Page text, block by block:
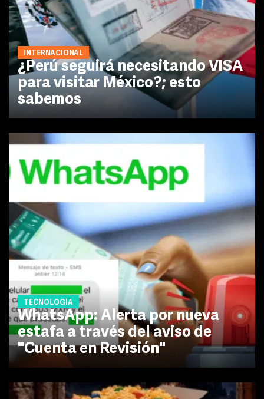
INTERNACIONAL
¿Perú seguirá necesitando VISA
para visitar México?; esto
sabemos
TECNOLOGÍA
WhatsApp: Alerta por nueva
estafa a través del aviso de
"Cuenta en Revisión"